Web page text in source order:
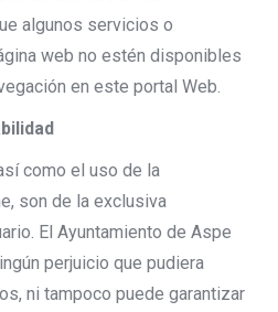
algunos servicios o
web no estén disponibles
en este portal Web.
como el uso de la
son de la exclusiva
El Ayuntamiento de Aspe
perjuicio que pudiera
ni tampoco puede garantizar